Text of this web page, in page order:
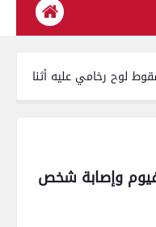
عليه أثناء عمله بورشة
وإصابة شخص